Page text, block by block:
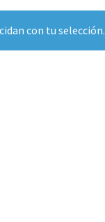
con tu selección.